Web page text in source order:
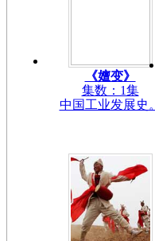
《嬗变》
集数：1集
中国工业发展史。